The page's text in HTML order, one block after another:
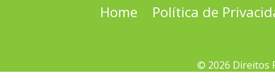
Home Política de
© 2026 Direitos